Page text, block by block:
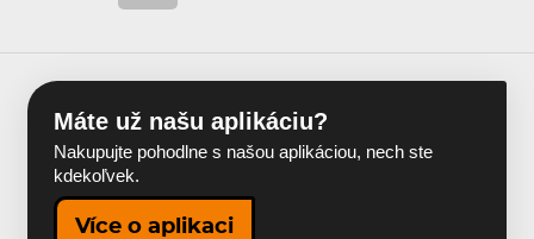
Máte už našu aplikáciu?
Nakupujte pohodlne s našou aplikáciou, nech ste
kdekoľvek.
Více o aplikaci